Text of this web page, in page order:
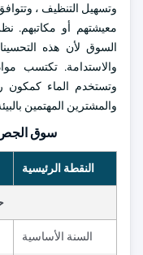
وتسهيل التنظيف ،
معيشتهم أو مكاتبهم.
السوق لأن هذه
والاستدامة. تكتسب
وتستخدم الماء
والمشترين المهتمين
سوق الجص
النقطة الرئيسية
السنة الأساسية